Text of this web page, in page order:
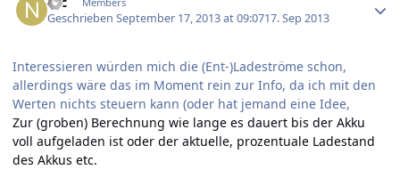
GeschriebenSeptember 17, 2013 at 09:0717. Sep 2013
Interessieren würden mich die (Ent-)Ladeströme schon,
allerdings wäre das im Moment rein zur Info, da ich mit den
Werten nichts steuern kann (oder hat jemand eine Idee,
Zur (groben) Berechnung wie lange es dauert bis der Akku
voll aufgeladen ist oder der aktuelle, prozentuale Ladestand
des Akkus etc.